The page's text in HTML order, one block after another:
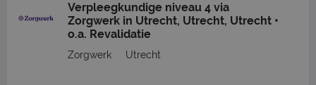
Verpleegkundige niveau 4 via
Zorgwerk in Utrecht, Utrecht, Utrecht •
o.a. Revalidatie
Zorgwerk Utrecht